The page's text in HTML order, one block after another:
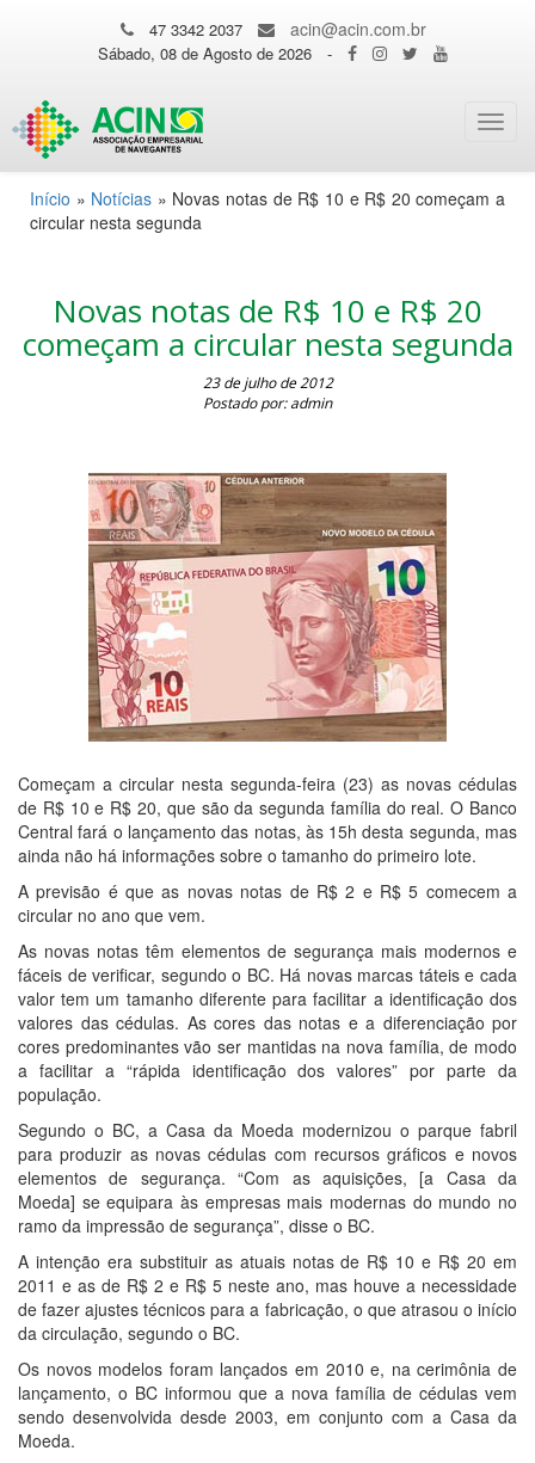
47 3342 2037 acin@acin.com.br
Sábado, 08 de Agosto de 2026 -
Início » Notícias » Novas notas de R$ 10 e R$ 20 começam a
circular nesta segunda
Novas notas de R$ 10 e R$ 20
começam a circular nesta segunda
23 de julho de 2012
Postado por: admin
Começam a circular nesta segunda-feira (23) as novas cédulas
de R$ 10 e R$ 20, que são da segunda família do real. O Banco
Central fará o lançamento das notas, às 15h desta segunda, mas
ainda não há informações sobre o tamanho do primeiro lote.
A previsão é que as novas notas de R$ 2 e R$ 5 comecem a
circular no ano que vem.
As novas notas têm elementos de segurança mais modernos e
fáceis de verificar, segundo o BC. Há novas marcas táteis e cada
valor tem um tamanho diferente para facilitar a identificação dos
valores das cédulas. As cores das notas e a diferenciação por
cores predominantes vão ser mantidas na nova família, de modo
a facilitar a “rápida identificação dos valores” por parte da
população.
Segundo o BC, a Casa da Moeda modernizou o parque fabril
para produzir as novas cédulas com recursos gráficos e novos
elementos de segurança. “Com as aquisições, [a Casa da
Moeda] se equipara às empresas mais modernas do mundo no
ramo da impressão de segurança”, disse o BC.
A intenção era substituir as atuais notas de R$ 10 e R$ 20 em
2011 e as de R$ 2 e R$ 5 neste ano, mas houve a necessidade
de fazer ajustes técnicos para a fabricação, o que atrasou o início
da circulação, segundo o BC.
Os novos modelos foram lançados em 2010 e, na cerimônia de
lançamento, o BC informou que a nova família de cédulas vem
sendo desenvolvida desde 2003, em conjunto com a Casa da
Moeda.